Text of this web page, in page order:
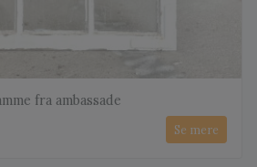
fra ambassade
Se mere